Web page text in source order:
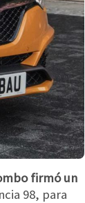
firmó un
98, para